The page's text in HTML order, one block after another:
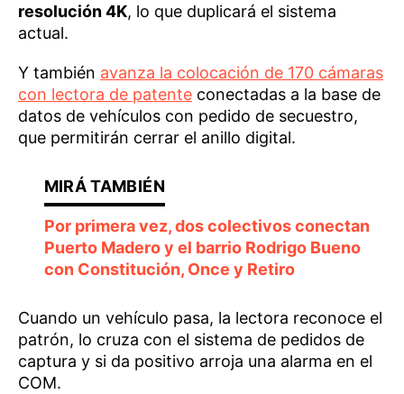
resolución 4K, lo que duplicará el sistema
actual.
Y también avanza la colocación de 170 cámaras
con lectora de patente conectadas a la base de
datos de vehículos con pedido de secuestro,
que permitirán cerrar el anillo digital.
Por primera vez, dos colectivos conectan
Puerto Madero y el barrio Rodrigo Bueno
con Constitución, Once y Retiro
Cuando un vehículo pasa, la lectora reconoce el
patrón, lo cruza con el sistema de pedidos de
captura y si da positivo arroja una alarma en el
COM.